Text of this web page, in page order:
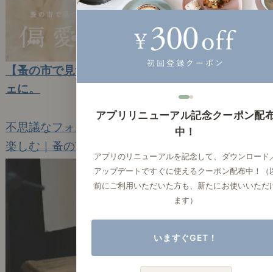
【蚤の市で見つけた偏愛品】古い糸巻きをオブジ
ェに。
2023年3月22日(水)
不思議なフォルムに心惹かれて。
楽しむ｜蚤の市で見つけた偏愛品
アプリリニューアル記念クーポン配
中！
アプリのリニューアルを記念して、ダウンロード
アップデートですぐに使えるクーポン配布中！（
前にご利用いただいた方も、新たにお使いいただ
ます）
いますぐGET！